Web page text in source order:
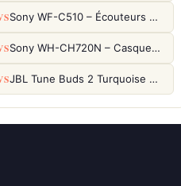
Sony WF-C510 – Écouteurs True Wireless compacts, autonomie 22h et multipoint
Sony WH-CH720N – Casque ANC 35h, Ultra-léger (192g) avec Processeur V1
JBL Tune Buds 2 Turquoise – Écouteurs True Wireless avec ANC et autonomie 48h